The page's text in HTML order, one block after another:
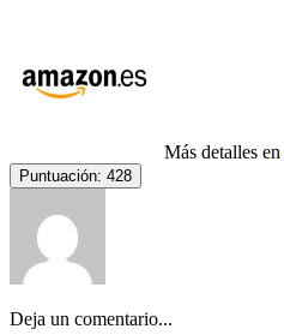
Más detalles en
Puntuación: 428
Deja un comentario...